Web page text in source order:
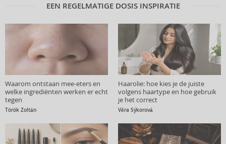
EEN REGELMATIGE DOSIS INSPIRATIE
Waarom ontstaan mee-eters en
welke ingrediënten werken er echt
tegen
Török Zoltán
Haarolie: hoe kies je de juiste
volgens haartype en hoe gebruik
je het correct
Věra Sýkorová